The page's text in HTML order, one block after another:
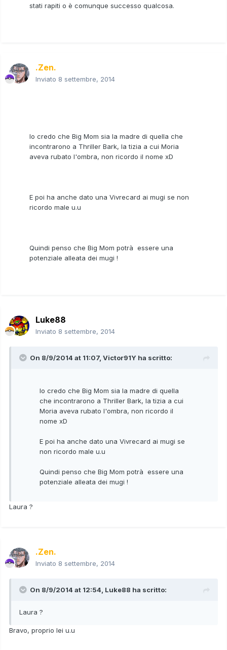
stati rapiti o è comunque successo qualcosa.
.Zen.
Inviato 8 settembre, 2014
Io credo che Big Mom sia la madre di quella che
incontrarono a Thriller Bark, la tizia a cui Moria
aveva rubato l'ombra, non ricordo il nome xD
E poi ha anche dato una Vivrecard ai mugi se non
ricordo male u.u
Quindi penso che Big Mom potrà essere una
potenziale alleata dei mugi !
Luke88
Inviato 8 settembre, 2014
On 8/9/2014 at 11:07, Victor91Y ha scritto:
Io credo che Big Mom sia la madre di quella
che incontrarono a Thriller Bark, la tizia a cui
Moria aveva rubato l'ombra, non ricordo il
nome xD
E poi ha anche dato una Vivrecard ai mugi se
non ricordo male u.u
Quindi penso che Big Mom potrà essere una
potenziale alleata dei mugi !
Laura ?
.Zen.
Inviato 8 settembre, 2014
On 8/9/2014 at 12:54, Luke88 ha scritto:
Laura ?
Bravo, proprio lei u.u